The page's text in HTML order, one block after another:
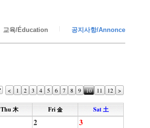
교육/Éducation 공지사항/Annonce
< 1 2 3 4 5 6 7 8 9 10 11 12 >
Thu 木 Fri 金 Sat 土
2 3